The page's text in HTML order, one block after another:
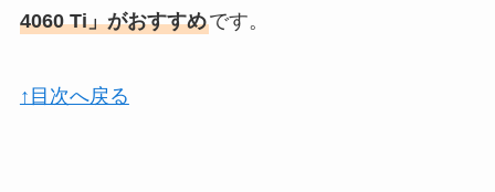
4060 Ti」がおすすめです。
↑目次へ戻る